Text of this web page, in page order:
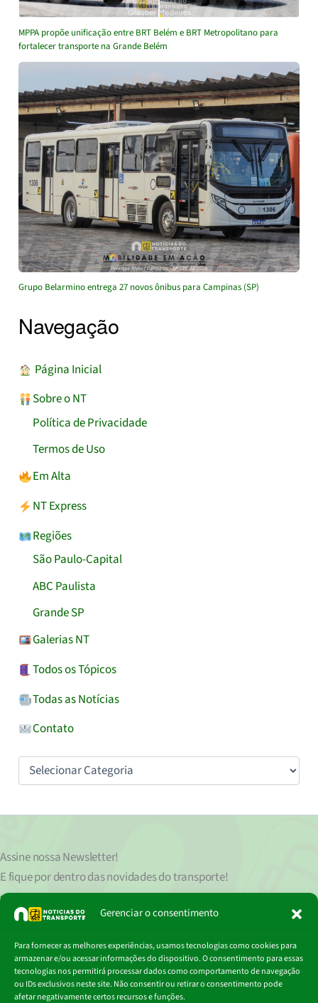
Gerenciar o consentimento
Para fornecer as melhores experiências, usamos tecnologias como cookies para
armazenar e/ou acessar informações do dispositivo. O consentimento para essas
tecnologias nos permitirá processar dados como comportamento de navegação
ou IDs exclusivos neste site. Não consentir ou retirar o consentimento pode
afetar negativamente certos recursos e funções.
MPPA propõe unificação entre BRT Belém e BRT Metropolitano para
fortalecer transporte na Grande Belém
Grupo Belarmino entrega 27 novos ônibus para Campinas (SP)
Navegação
︎ Página Inicial
Sobre o NT
Política de Privacidade
Termos de Uso
Em Alta
NT Express
Regiões
São Paulo-Capital
ABC Paulista
Grande SP
Galerias NT
Todos os Tópicos
Todas as Notícias
Contato
Assine nossaNewsletter!
E fique por dentro das novidades do transporte!
Seu endereço de e-mail
clicando aqui.
Digite
mail…
Assinar